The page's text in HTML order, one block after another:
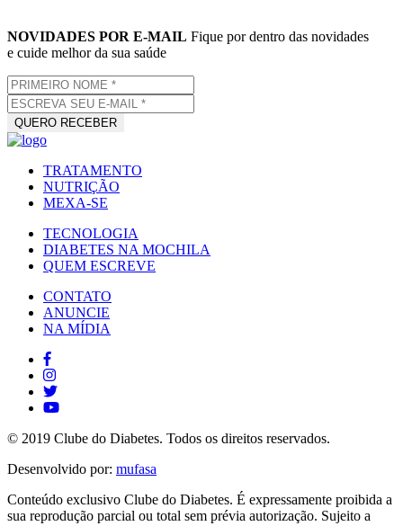
NOVIDADES POR E-MAIL Fique por dentro das novidades
e cuide melhor da sua saúde
TRATAMENTO
NUTRIÇÃO
MEXA-SE
TECNOLOGIA
DIABETES NA MOCHILA
QUEM ESCREVE
CONTATO
ANUNCIE
NA MÍDIA
© 2019 Clube do Diabetes. Todos os direitos reservados.
Desenvolvido por: mufasa
Conteúdo exclusivo Clube do Diabetes. É expressamente proibida a
sua reprodução parcial ou total sem prévia autorização. Sujeito a